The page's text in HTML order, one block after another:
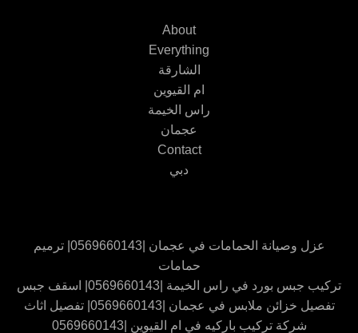
About
Everything
الشارقة
ام القيوين
راس الخيمة
عجمان
Contact
دبي
عزل وصيانة الحمامات في عجمان |0569660143| ترميم
حمامات
تركيب جبس بورد في راس الخيمة |0569660143| اسقف جبس
تفصيل خزائن ملابس في عجمان |0569660143| تفصيل اثاث
شركة تركيب باركيه في ام القيوين |0569660143